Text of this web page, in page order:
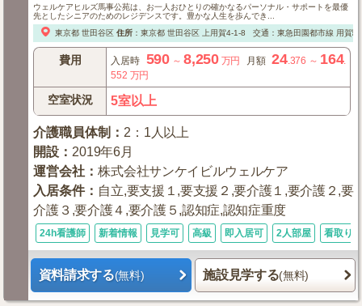
ウェルケアヒルズ馬事公苑は、お一人おひとりの確かなるパーソナル・サポートを最優
先としたシニアのためのレジデンスです。豊かな人生を歩んでき...
東京都 世田谷区 住所： 東京都 世田谷区 上用賀4-1-8 交通：東急田園都市線 用賀
費用 入居時 590～8,250 万円 月額 24.376 ～ 164.
552 万円
空室状況 5室以上
介護職員体制 ： 2：1人以上
開設 ： 2019年6月
運営会社 ：株式会社サンケイビルウェルケア
入居条件： 自立,要支援１,要支援２,要介護１,要介護２,要
介護３,要介護４,要介護５,認知症,認知症重度
24h看護師 新着情報 見学可 高級 即入居可 2人部屋 看取り可
資料請求する(無料) 施設見学する(無料)